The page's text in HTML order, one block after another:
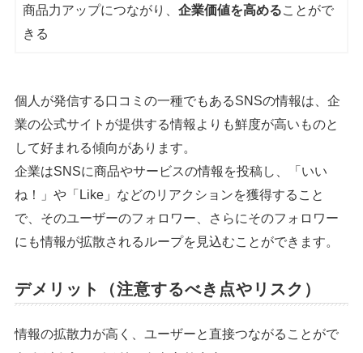
商品力アップにつながり、企業価値を高めることがで
きる
個人が発信する口コミの一種でもあるSNSの情報は、企
業の公式サイトが提供する情報よりも鮮度が高いものと
して好まれる傾向があります。
企業はSNSに商品やサービスの情報を投稿し、「いい
ね！」や「Like」などのリアクションを獲得すること
で、そのユーザーのフォロワー、さらにそのフォロワー
にも情報が拡散されるループを見込むことができます。
デメリット（注意するべき点やリスク）
情報の拡散力が高く、ユーザーと直接つながることがで